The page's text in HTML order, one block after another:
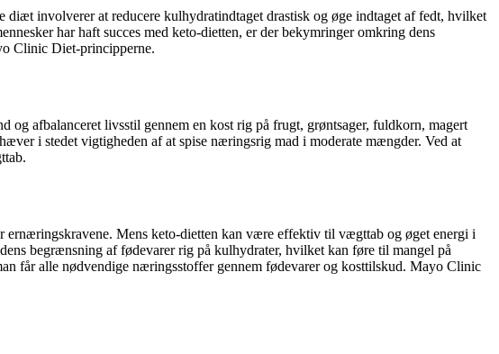
involverer at reducere kulhydratindtaget drastisk og øge indtaget af fedt, hvilket
har haft succes med keto-dietten, er der bekymringer omkring dens
Clinic Diet-principperne.
afbalanceret livsstil gennem en kost rig på frugt, grøntsager, fuldkorn, magert
i stedet vigtigheden af at spise næringsrig mad i moderate mængder. Ved at
ernæringskravene. Mens keto-dietten kan være effektiv til vægttab og øget energi i
begrænsning af fødevarer rig på kulhydrater, hvilket kan føre til mangel på
får alle nødvendige næringsstoffer gennem fødevarer og kosttilskud. Mayo Clinic